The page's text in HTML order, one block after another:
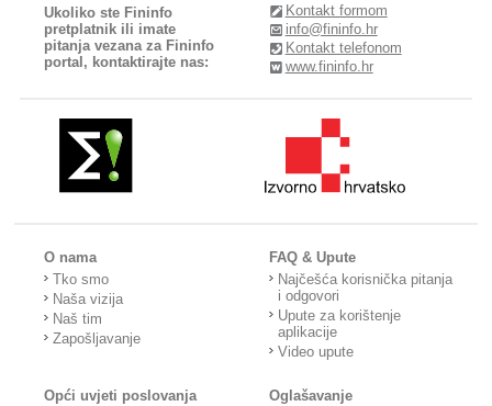
Ukoliko ste Fininfo
pretplatnik ili imate
pitanja vezana za Fininfo
portal, kontaktirajte nas:
Kontakt formom
info@fininfo.hr
Kontakt telefonom
www.fininfo.hr
O nama
Tko smo
Naša vizija
Naš tim
Zapošljavanje
FAQ & Upute
Najčešća korisnička pitanja
i odgovori
Upute za korištenje
aplikacije
Video upute
Opći uvjeti poslovanja
Oglašavanje